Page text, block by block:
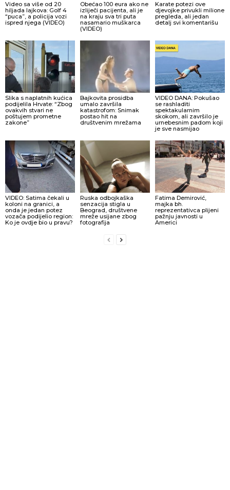
Video sa više od 20
hiljada lajkova: Golf 4
“puca”, a policija vozi
ispred njega (VIDEO)
Obećao 100 eura ako ne
izliječi pacijenta, ali je
na kraju sva tri puta
nasamario muškarca
(VIDEO)
Karate potezi ove
djevojke privukli milione
pregleda, ali jedan
detalj svi komentarišu
Slika s naplatnih kućica
podijelila Hrvate: “Zbog
ovakvih stvari ne
poštujem prometne
zakone”
Bajkovita prosidba
umalo završila
katastrofom: Snimak
postao hit na
društvenim mrežama
VIDEO DANA: Pokušao
se rashladiti
spektakularnim
skokom, ali završilo je
urnebesnim padom koji
je sve nasmijao
VIDEO: Satima čekali u
koloni na granici, a
onda je jedan potez
vozača podijelio region:
Ko je ovdje bio u pravu?
Ruska odbojkaška
senzacija stigla u
Beograd, društvene
mreže usijane zbog
fotografija
Fatima Demirović,
majka bh.
reprezentativca plijeni
pažnju javnosti u
Americi